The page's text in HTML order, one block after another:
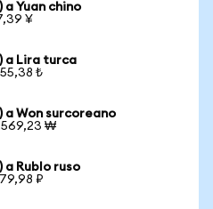
a Yuan chino
¥
a Lira turca
₺
a Won surcoreano
₩
a Rublo ruso
₽